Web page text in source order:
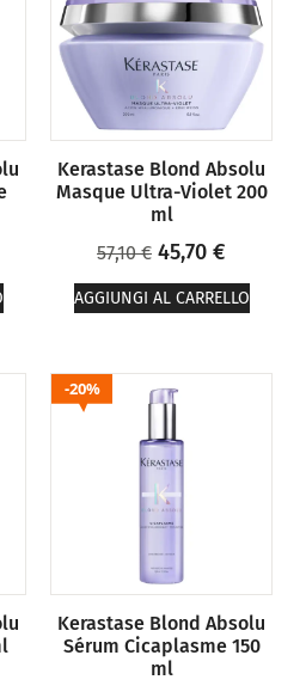
Kerastase Blond Absolu
Masque Ultra-Violet 200
ml
57,10€ 45,70 €
AGGIUNGI AL CARRELLO
20%
Kerastase Blond Absolu
Sérum Cicaplasme 150
ml